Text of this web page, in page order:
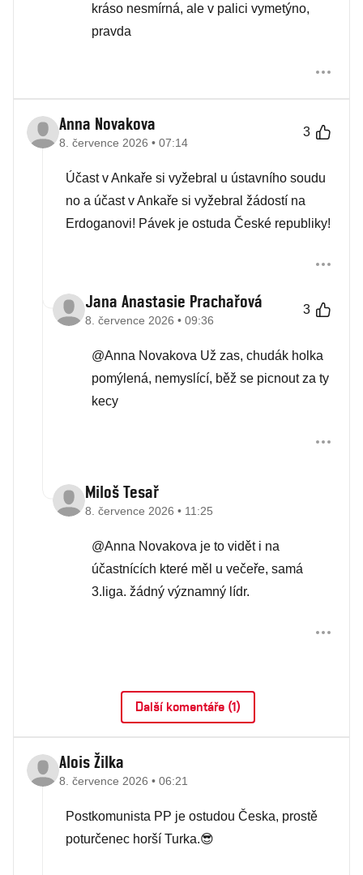
kráso nesmírná, ale v palici vymetýno,
pravda
Anna Novakova
8. července 2026 • 07:14
3
Účast v Ankaře si vyžebral u ústavního soudu
no a účast v Ankaře si vyžebral žádostí na
Erdoganovi! Pávek je ostuda České republiky!
Jana Anastasie Prachařová
8. července 2026 • 09:36
3
@Anna Novakova Už zas, chudák holka
pomýlená, nemyslící, běž se picnout za ty
kecy
Miloš Tesař
8. července 2026 • 11:25
@Anna Novakova je to vidět i na
účastnících které měl u večeře, samá
3.liga. žádný významný lídr.
Další komentáře (1)
Alois Žilka
8. července 2026 • 06:21
Postkomunista PP je ostudou Česka, prostě
poturčenec horší Turka.😎